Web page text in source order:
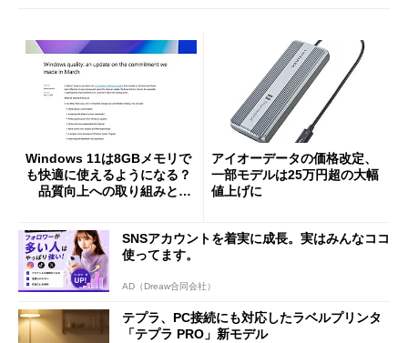
Windows 11は8GBメモリで
も快適に使えるようになる？
品質向上への取り組みと
アイオーデータの価格改定、
一部モデルは25万円超の大幅
値上げに
SNSアカウントを着実に成長。実はみんなココ
使ってます。
AD（Dreaw合同会社）
テプラ、PC接続にも対応したラベルプリンタ
「テプラ PRO」新モデル